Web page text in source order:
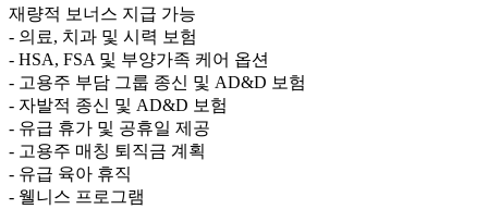
재량적 보너스 지급 가능
- 의료, 치과 및 시력 보험
- HSA, FSA 및 부양가족 케어 옵션
- 고용주 부담 그룹 종신 및 AD&D 보험
- 자발적 종신 및 AD&D 보험
- 유급 휴가 및 공휴일 제공
- 고용주 매칭 퇴직금 계획
- 유급 육아 휴직
- 웰니스 프로그램